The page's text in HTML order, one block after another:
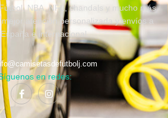
NBA, NFL, chandals y mucho más
atención personalizada y envíos a
e internacional.
en redes: